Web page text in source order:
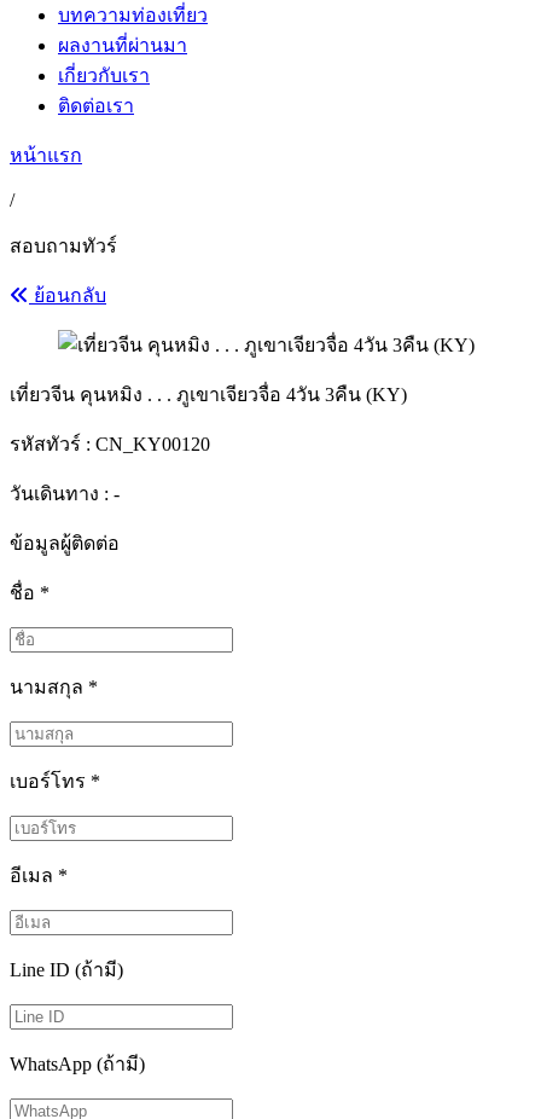
บทความท่องเที่ยว
ผลงานที่ผ่านมา
เกี่ยวกับเรา
ติดต่อเรา
หน้าแรก
/
สอบถามทัวร์
ย้อนกลับ
เที่ยวจีน คุนหมิง . . . ภูเขาเจียวจื่อ 4วัน 3คืน (KY)
รหัสทัวร์ : CN_KY00120
วันเดินทาง : -
ข้อมูลผู้ติดต่อ
ชื่อ *
นามสกุล *
เบอร์โทร *
อีเมล *
Line ID (ถ้ามี)
WhatsApp (ถ้ามี)